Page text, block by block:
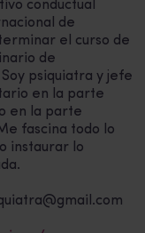
conductual
de
el curso de
de
psiquiatra y jefe
en la parte
en la parte
fascina todo lo
instaurar lo